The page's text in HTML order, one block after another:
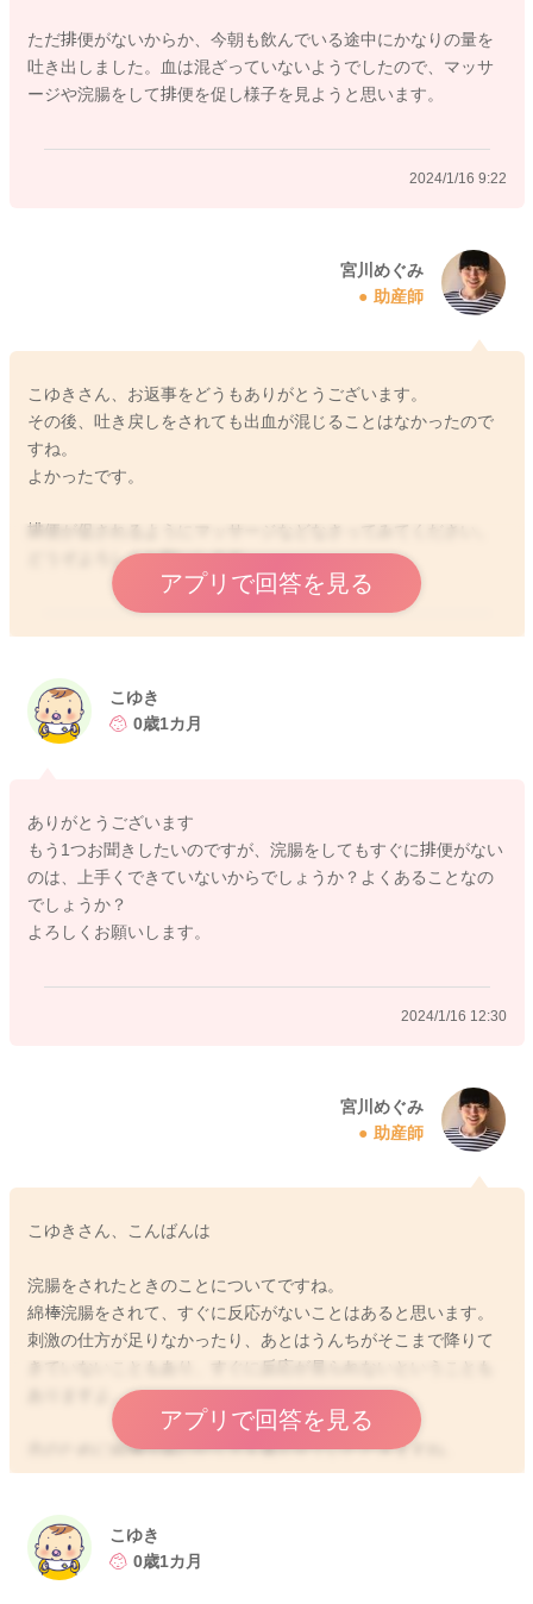
もしやすくなっていることはあると思います。
綿棒浣腸をされてみるのもいいかと思いますよ。
もしも吐き戻しに出血が混じることが続き、思い当たる出血の
2024/1/16 7:07
ただ排便がないからか、今朝も飲んでいる途中にかなりの量を
吐き出しました。血は混ざっていないようでしたので、マッサ
ージや浣腸をして排便を促し様子を見ようと思います。
2024/1/16 9:22
宮川めぐみ
助産師
こゆきさん、お返事をどうもありがとうございます。
その後、吐き戻しをされても出血が混じることはなかったので
すね。
よかったです。
排便が促されるようにマッサージなどなさってみてください。
どうぞよろしくお願いします。
アプリで回答を見る
こゆき
0歳1カ月
ありがとうございます
もう1つお聞きしたいのですが、浣腸をしてもすぐに排便がない
のは、上手くできていないからでしょうか？よくあることなの
でしょうか？
よろしくお願いします。
2024/1/16 12:30
宮川めぐみ
助産師
こゆきさん、こんばんは
浣腸をされたときのことについてですね。
綿棒浣腸をされて、すぐに反応がないことはあると思います。
刺激の仕方が足りなかったり、あとはうんちがそこまで降りて
きていないこともあり、すぐに反応が見られないということも
ありますよ。
念のために綿棒浣腸のやり方を書かせていただきますね。
綿棒の先にオイルやワセリンをつけていただきます。肛門に1,2
挿入していただき、1分近く中で円を描くように刺激をしてみて
ください。そうするとガスやうんちが出てくると思います。
もし出なくても5、6時間は様子を見ていただきます。反応が待
アプリで回答を見る
こゆき
0歳1カ月